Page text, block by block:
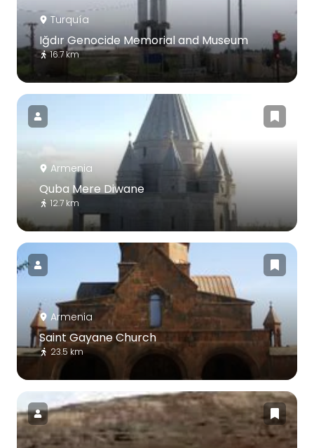
Turquía
Iğdır Genocide Memorial and Museum
16.7 km
Armenia
Quba Mere Diwane
12.7 km
Armenia
Saint Gayane Church
23.5 km